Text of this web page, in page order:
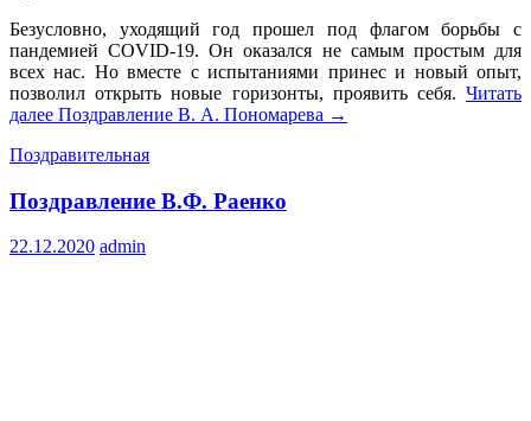
Безусловно, уходящий год прошел под флагом борьбы с
пандемией COVID-19. Он оказался не самым простым для
всех нас. Но вместе с испытаниями принес и новый опыт,
позволил открыть новые горизонты, проявить себя. Читать
далее Поздравление В. А. Пономарева →
Поздравительная
Поздравление В.Ф. Раенко
22.12.2020 admin